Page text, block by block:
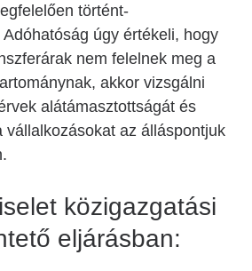
történt-
úgy értékeli, hogy
nem felelnek meg a
akkor vizsgálni
alátámasztottságát és
vállalkozásokat az álláspontjuk
közigazgatási
eljárásban: